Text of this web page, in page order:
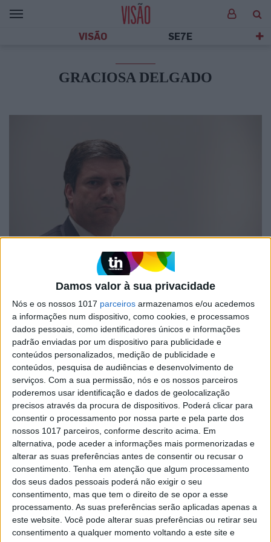
Damos valor à sua privacidade
Nós e os nossos 1017 parceiros armazenamos e/ou acedemos
a informações num dispositivo, como cookies, e processamos
dados pessoais, como identificadores únicos e informações
padrão enviadas por um dispositivo para publicidade e
conteúdos personalizados, medição de publicidade e
conteúdos, pesquisa de audiências e desenvolvimento de
serviços. Com a sua permissão, nós e os nossos parceiros
poderemos usar identificação e dados de geolocalização
precisos através da procura de dispositivos. Poderá clicar para
consentir o processamento por nossa parte e pela parte dos
nossos 1017 parceiros, conforme descrito acima. Em
alternativa, pode aceder a informações mais pormenorizadas e
alterar as suas preferências antes de consentir ou recusar o
consentimento. Tenha em atenção que algum processamento
dos seus dados pessoais poderá não exigir o seu
consentimento, mas que tem o direito de se opor a esse
processamento. As suas preferências serão aplicadas apenas a
este website. Você pode alterar suas preferências ou retirar seu
consentimento a qualquer momento voltando a este site e
VISÃO SE7E
GRACIOSA DELGADO
"Lista VIP": mistérios de um
arquivamento
O DIAP arquivou o inquérito à famosa "Lista
VIP". Não há indícios criminais, refere o
despacho. A VISÃO leu os dois volumes do
processo e respetivos anexos e várias perguntas
continuam sem resposta. Quais?
SITES DO GRUPO TRUST IN NEWS
Visão Visão Se7e